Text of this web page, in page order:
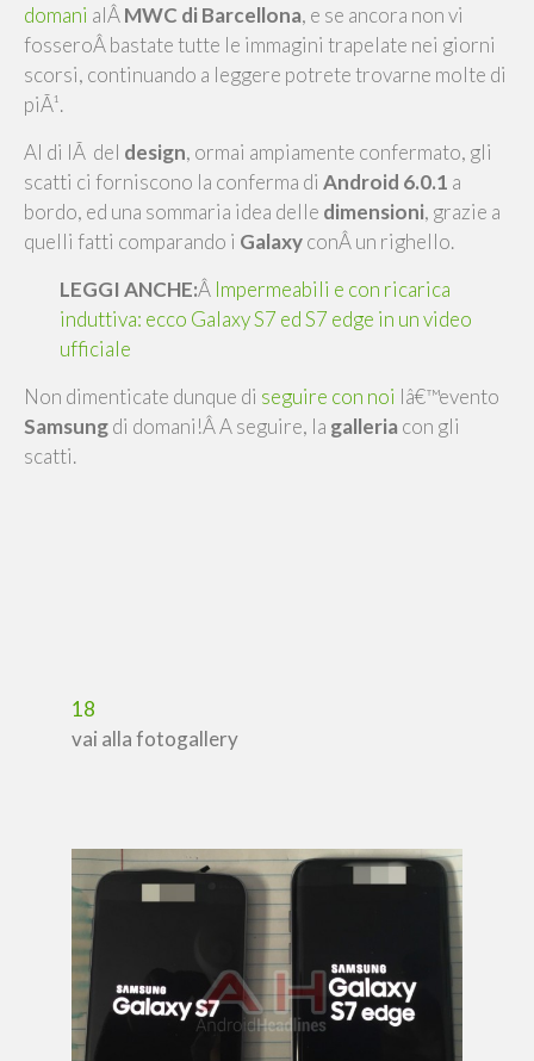
domani alÂMWC di Barcellona, e se ancora non vi
fosseroÂ bastate tutte le immagini trapelate nei giorni
scorsi, continuando a leggere potrete trovarne molte di
piÃ¹.
Al di lÃ del design, ormai ampiamente confermato, gli
scatti ci forniscono la conferma di Android 6.0.1 a
bordo, ed una sommaria idea delle dimensioni, grazie a
quelli fatti comparando i GalaxyconÂ un righello.
LEGGI ANCHE:Â Impermeabili e con ricarica
induttiva: ecco Galaxy S7 ed S7 edge in un video
ufficiale
Non dimenticate dunque di seguire con noi lâ€™evento
Samsungdi domani!Â A seguire, la galleria con gli
scatti.
18
vai alla fotogallery